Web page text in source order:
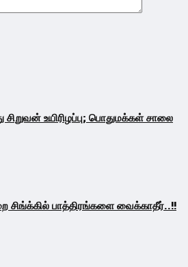
உயிரிழப்பு; பொதுமக்கள் சாலை
சிங்க்கில் பாத்திரங்களை வைக்காதீர்..!!